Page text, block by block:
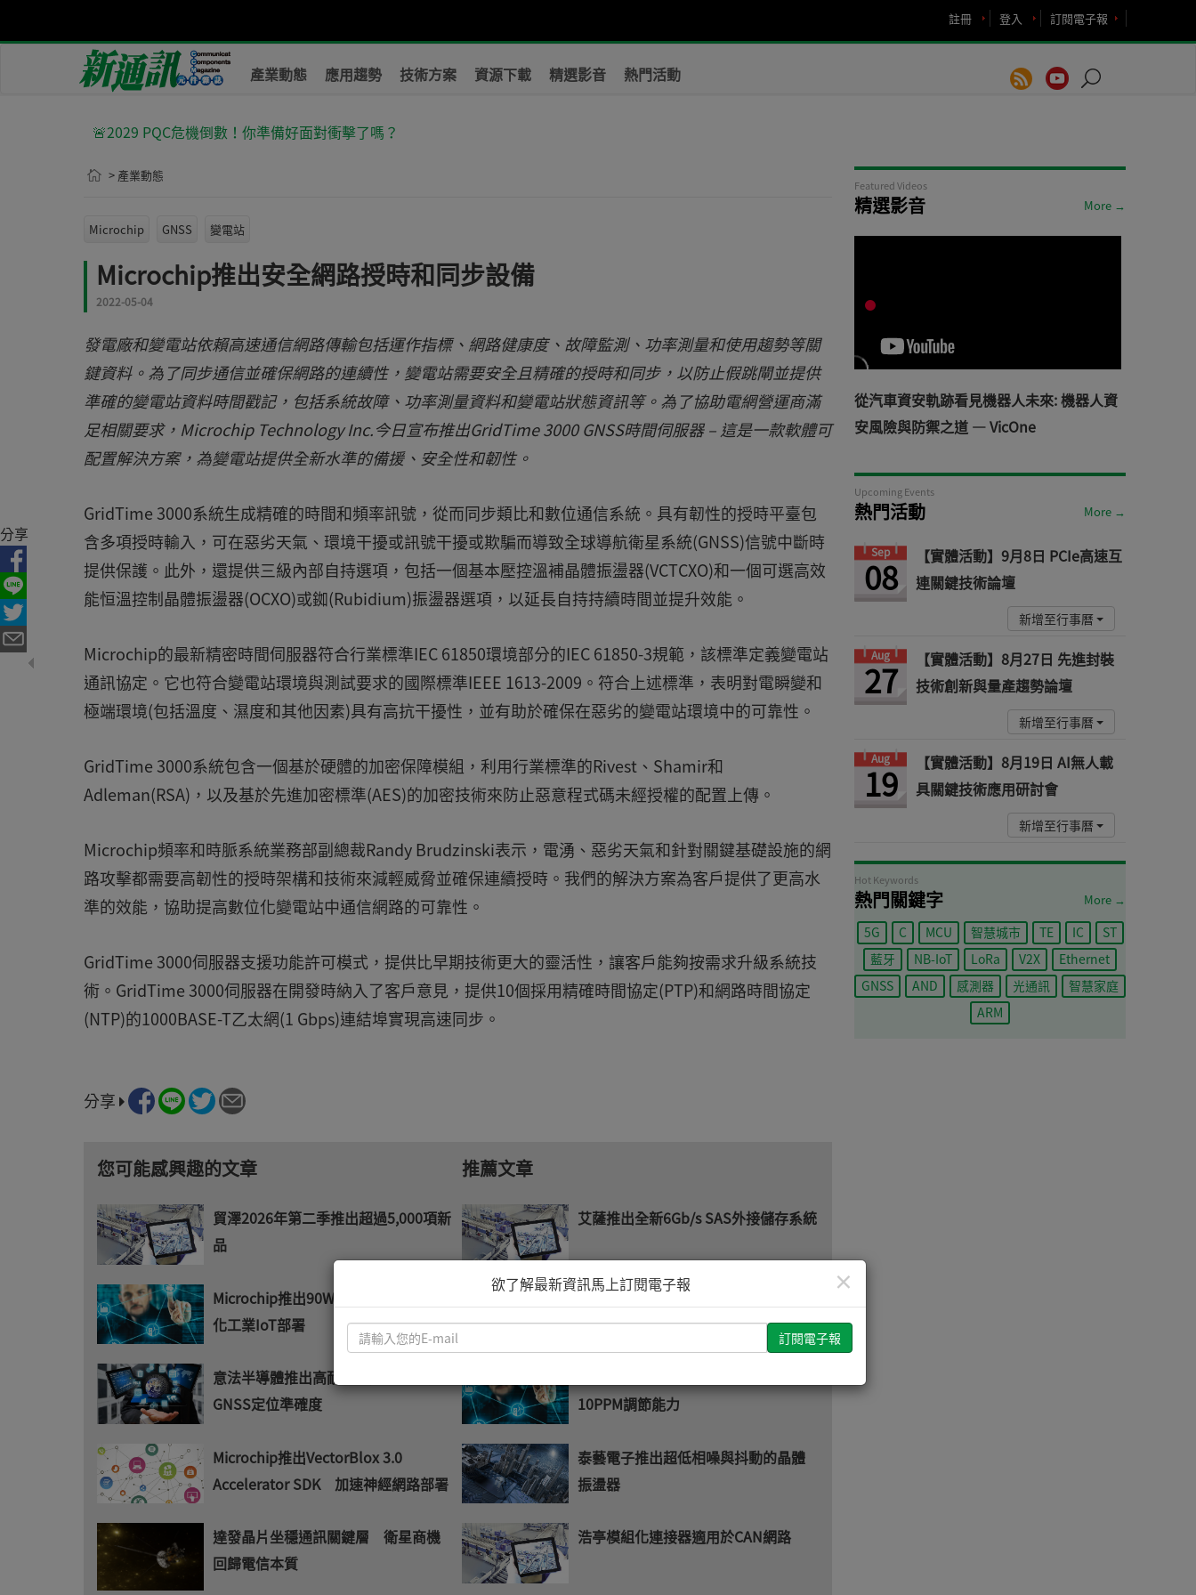
訂閱電子報
登入
註冊
產業動態 應用趨勢 技術方案 資源下載 精選影音 熱門活動
🚨2029 PQC危機倒數！你準備好面對衝擊了嗎？
> 產業動態
Microchip GNSS 變電站
Microchip推出安全網路授時和同步設備
2022-05-04
發電廠和變電站依賴高速通信網路傳輸包括運作指標、網路健康度、故障監測、功率測量和使用趨勢等關
鍵資料。為了同步通信並確保網路的連續性，變電站需要安全且精確的授時和同步，以防止假跳閘並提供
準確的變電站資料時間戳記，包括系統故障、功率測量資料和變電站狀態資訊等。為了協助電網營運商滿
足相關要求，Microchip Technology Inc.今日宣布推出GridTime 3000 GNSS時間伺服器 – 這是一款軟體可
配置解決方案，為變電站提供全新水準的備援、安全性和韌性。
GridTime 3000系統生成精確的時間和頻率訊號，從而同步類比和數位通信系統。具有韌性的授時平臺包
含多項授時輸入，可在惡劣天氣、環境干擾或訊號干擾或欺騙而導致全球導航衛星系統(GNSS)信號中斷時
提供保護。此外，還提供三級內部自持選項，包括一個基本壓控溫補晶體振盪器(VCTCXO)和一個可選高效
能恒溫控制晶體振盪器(OCXO)或銣(Rubidium)振盪器選項，以延長自持持續時間並提升效能。
Microchip的最新精密時間伺服器符合行業標準IEC 61850環境部分的IEC 61850-3規範，該標準定義變電站
通訊協定。它也符合變電站環境與測試要求的國際標準IEEE 1613-2009。符合上述標準，表明對電瞬變和
極端環境(包括溫度、濕度和其他因素)具有高抗干擾性，並有助於確保在惡劣的變電站環境中的可靠性。
GridTime 3000系統包含一個基於硬體的加密保障模組，利用行業標準的Rivest、Shamir和
Adleman(RSA)，以及基於先進加密標準(AES)的加密技術來防止惡意程式碼未經授權的配置上傳。
Microchip頻率和時脈系統業務部副總裁Randy Brudzinski表示，電湧、惡劣天氣和針對關鍵基礎設施的網
路攻擊都需要高韌性的授時架構和技術來減輕威脅並確保連續授時。我們的解決方案為客戶提供了更高水
準的效能，協助提高數位化變電站中通信網路的可靠性。
GridTime 3000伺服器支援功能許可模式，提供比早期技術更大的靈活性，讓客戶能夠按需求升級系統技
術。GridTime 3000伺服器在開發時納入了客戶意見，提供10個採用精確時間協定(PTP)和網路時間協定
(NTP)的1000BASE-T乙太網(1 Gbps)連結埠實現高速同步。
分享
您可能感興趣的文章
貿澤2026年第二季推出超過5,000項新
品
Microchip推出90W PoE解決方案 簡
化工業IoT部署
意法半導體推出高耐溫車用IMU 提升
GNSS定位準確度
Microchip推出VectorBlox 3.0
Accelerator SDK 加速神經網路部署
達發晶片坐穩通訊關鍵層 衛星商機
回歸電信本質
推薦文章
艾薩推出全新6Gb/s SAS外接儲存系統
凌力爾特發布IQ湧浪抑制器
10PPM調節能力
泰藝電子推出超低相噪與抖動的晶體
振盪器
浩亭模組化連接器適用於CAN網路
Featured Videos
精選影音 More →
從汽車資安軌跡看見機器人未來: 機器人資
安風險與防禦之道 — VicOne
Upcoming Events
熱門活動 More →
Sep
08
【實體活動】9月8日 PCIe高速互
連關鍵技術論壇
新增至行事曆
Aug
27
【實體活動】8月27日 先進封裝
技術創新與量產趨勢論壇
新增至行事曆
Aug
19
【實體活動】8月19日 AI無人載
具關鍵技術應用研討會
新增至行事曆
Hot Keywords
熱門關鍵字 More →
5G C MCU 智慧城市 TE IC
ST
藍牙
NB-IoT LoRa V2X
Ethernet
GNSS
AND 感測器 光通訊
智慧家庭
ARM
分享
×
欲了解最新資訊馬上訂閱電子報
輸
您
mail